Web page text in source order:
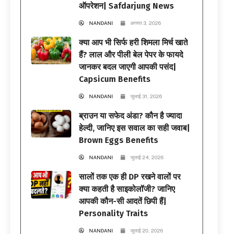
ऑपरेशन| Safdarjung News
NANDANI अगस्त 3, 2026
क्या आप भी सिर्फ हरी शिमला मिर्च खाते
हैं? लाल और पीली बेल पेपर के फायदे
जानकर बदल जाएगी आपकी पसंद|
Capsicum Benefits
NANDANI जुलाई 31, 2026
ब्राउन या सफेद अंडा? कौन है ज्यादा
हेल्दी, जानिए इस सवाल का सही जवाब|
Brown Eggs Benefits
NANDANI जुलाई 24, 2026
सालों तक एक ही DP रखने वालों पर
क्या कहती है साइकोलॉजी? जानिए
आपकी कौन-सी आदतें छिपी हैं|
Personality Traits
NANDANI जुलाई 20, 2026